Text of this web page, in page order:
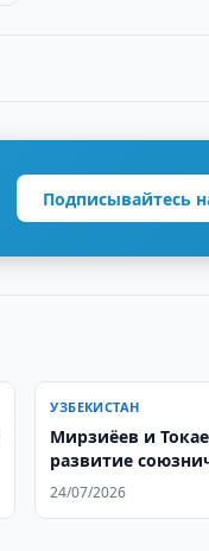
Подписывайтесь
УЗБЕКИСТАН
Мирзиёев и
развитие
отношений
24/07/2026